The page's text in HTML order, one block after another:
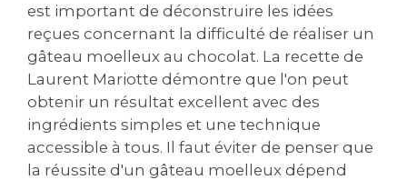
est important de déconstruire les idées
reçues concernant la difficulté de réaliser un
gâteau moelleux au chocolat. La recette de
Laurent Mariotte démontre que l'on peut
obtenir un résultat excellent avec des
ingrédients simples et une technique
accessible à tous. Il faut éviter de penser que
la réussite d'un gâteau moelleux dépend